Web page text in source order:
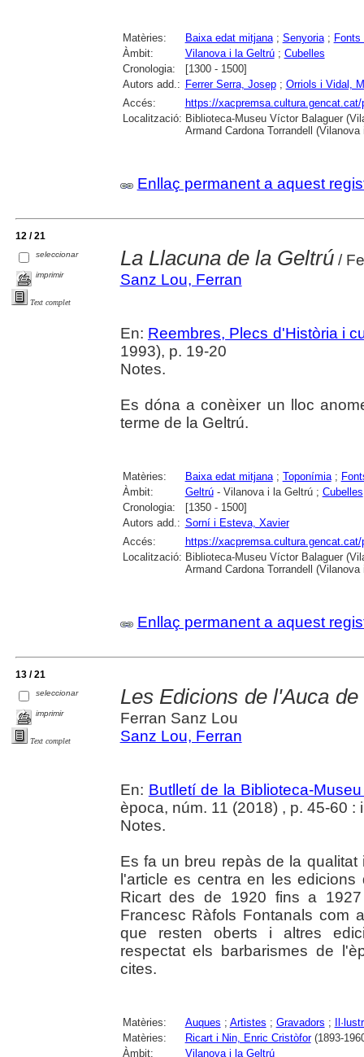
Matèries: Baixa edat mitjana; Senyoria; Fonts
Àmbit:
Vilanova i la Geltrú; Cubelles
Cronologia:
[1300 - 1500]
Autors add.: Ferrer Serra, Josep; Orriols i Vidal,
Accés:
https://
Localització: Biblioteca-Museu Víctor Balaguer
Armand Cardona Torrandell (Vilanova
Enllaç permanent a aquest
12 / 21
seleccionar
imprimir
Text complet
La Llacuna de la Geltrú/
Sanz Lou, Ferran
En: Reembres, Plecs d'Història i
1993), p. 19-20
Notes.
Es dóna a conèixer un lloc
terme de la Geltrú.
Matèries: Baixa edat mitjana; Toponímia;
Àmbit:
Geltrú- Vilanova i la Geltrú ; Cubelles
Cronologia:
[1350 - 1500]
Autors add.: Sorní i Esteva, Xavier
Accés:
https://
Localització: Biblioteca-Museu Víctor Balaguer
Armand Cardona Torrandell (Vilanova
Enllaç permanent a aquest
13 / 21
seleccionar
imprimir
Text complet
Les Edicions de l'Auca
Ferran Sanz Lou
Sanz Lou, Ferran
En: Butlletí de la Biblioteca-
època, núm. 11 (2018) , p. 45-60 :
Notes.
Es fa un breu repàs de la
l'article es centra en les
Ricart des de 1920 fins a
Francesc Ràfols Fontanals com
que resten oberts i altres
respectat els barbarismes de
cites.
Matèries: Auques ; Artistes ; Gravadors ;
Matèries:
Ricart i Nin, Enric Cristòfor(1893-
Àmbit:
Vilanova i la Geltrú